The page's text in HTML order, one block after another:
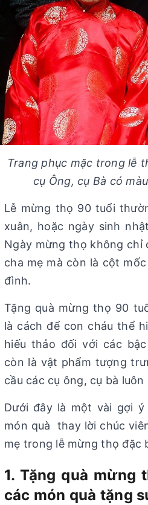
Trang phục mặc trong lễ
cụ Ông, cụ Bà có
Lễ mừng thọ 90 tuổi
xuân, hoặc ngày sinh
Ngày mừng thọ không chỉ
cha mẹ mà còn là cột
đình.
Tặng quà mừng thọ 90
là cách để con cháu thể
hiếu thảo đối với các
còn là vật phẩm tượng
cầu các cụ ông, cụ bà
Dưới đây là một vài gợi
món quà thay lời chúc
mẹ trong lễ mừng thọ đặc
1. Tặng quà mừng
các món quà tặng